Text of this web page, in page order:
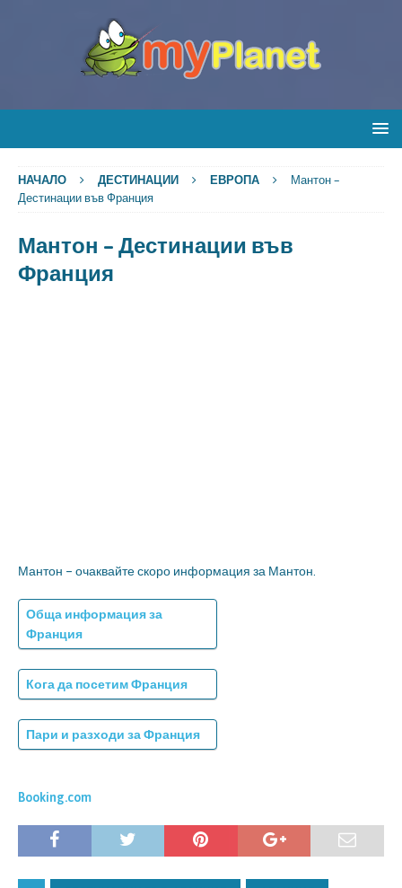
НАЧАЛО ДЕСТИНАЦИИ ЕВРОПА
Мантон –
Дестинации във Франция
Мантон – Дестинации във
Франция
Мантон – очаквайте скоро информация за Мантон.
Обща информация за
Франция
Кога да посетим Франция
Пари и разходи за Франция
Booking.com